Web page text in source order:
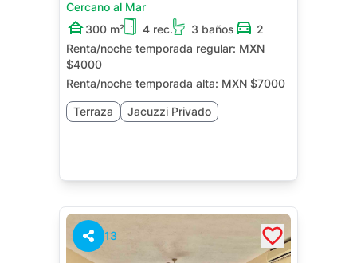
Cercano al Mar
300 m²
4 rec. 3 baños
2
Renta/noche temporada regular: MXN
$4000
Renta/noche temporada alta: MXN $7000
Terraza Jacuzzi Privado
13